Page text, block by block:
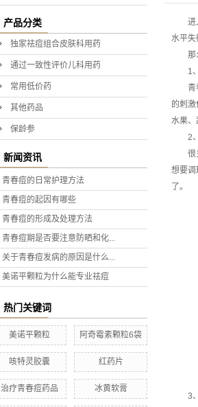
产品分类
独家祛痘组合皮肤科用药
通过一致性评价儿科用药
常用低价药
其他药品
保龄参
新闻资讯
青春痘的日常护理方法
青春痘的起因有哪些
青春痘的形成及处理方法
青春痘期是否要注意防晒和化...
关于青春痘发病的原因是什么...
美诺平颗粒为什么能专业祛痘
热门关键词
美诺平颗粒 阿奇霉素颗粒6袋
咳特灵胶囊 红药片
治疗青春痘药品 冰黄软膏
进
水平失
那
1
青
的刺
水果、
2
很
想要调
了。
3